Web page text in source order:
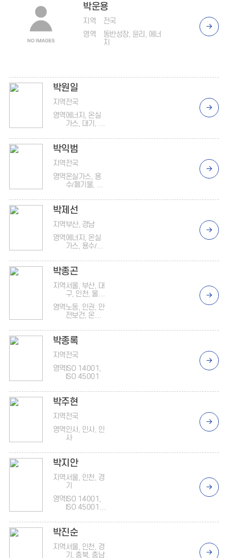
박운용
지역
전국
영역
동반성장, 윤리, 에너
지
박원일
지역전국
영역에너지, 온실
가스, 대기, 용
권, 노동, 안전
보건, 동반성
박익범
지역전국
영역온실가스, 용
수/폐기물, 오
박제선
지역부산, 경남
영역에너지, 온실
가스, 용수/폐
질, ISO
14001
박종곤
지역서울, 부산, 대
구, 인천, 울산,
광주, 경기, 강
원, 충북, 충남,
전북, 전남, 경
영역노동, 인권, 안
전보건, 온실
14001, 지배
구조
박종록
지역전국
영역 ISO 14001,
ISO 45001
박주현
지역전국
영역인사, 인사, 인
사
박지안
지역서울, 인천, 경
기
영역 ISO 14001,
ISO 45001,
박진순
지역서울, 인천, 경
기, 충북, 충남